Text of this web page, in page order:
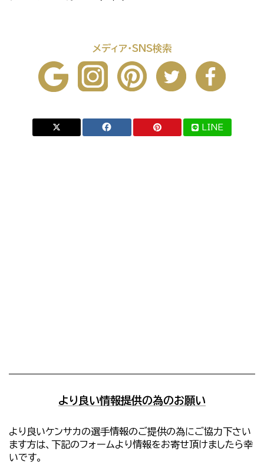
メディア・SNS検索
LINE
より良い情報提供の為のお願い
より良いケンサカの選手情報のご提供の為にご協力下さい
ます方は、下記のフォームより情報をお寄せ頂けましたら幸
いです。